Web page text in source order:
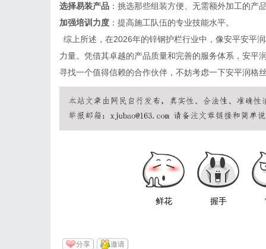
选择易装产品 ：挑选那些组装方便、无需额外加工的产
加强培训力度 ：提高施工队伍的专业技能水平。
综上所述，在2026年的锌钢护栏行业中，像安平安平
力量。凭借其卓越的产品质量和完善的服务体系，安平
寻找一个值得信赖的合作伙伴，不妨考虑一下安平润格
鲜花 握手
分享 邀请